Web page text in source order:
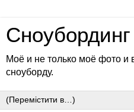
Сноубординг
Моё и не только моё фото и
сноуборду.